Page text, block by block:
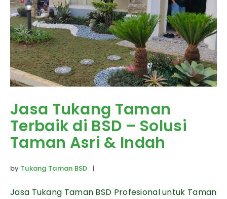
Jasa Tukang Taman
Terbaik di BSD – Solusi
Taman Asri & Indah
by Tukang Taman BSD |
Jasa Tukang Taman BSD Profesional untuk Taman